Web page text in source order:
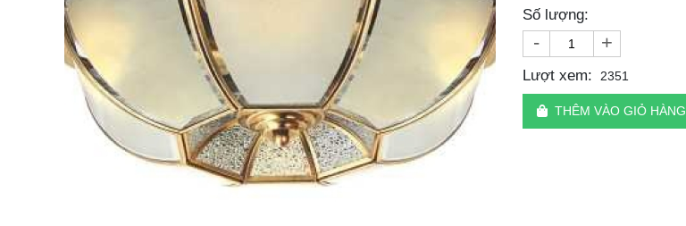
Số lượng:
- +
Lượt xem: 2351
THÊM VÀO GIỎ HÀNG